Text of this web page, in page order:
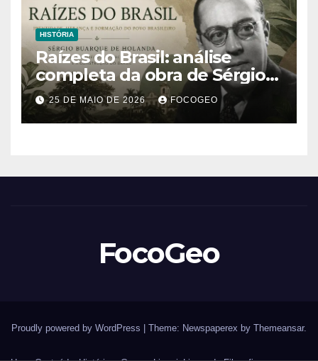
HISTÓRIA
Raízes do Brasil: análise
completa da obra de Sérgio
Buarque de Holanda e sua
importância para entender a
formação do Brasil
25 DE MAIO DE 2026 FOCOGEO
FocoGeo
Proudly powered by WordPress Theme: Newspaperex by Themeansar.